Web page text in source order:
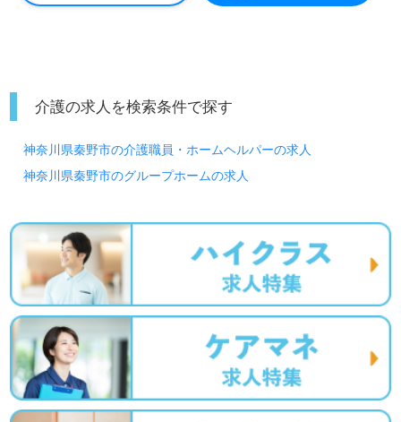
介護の求人を検索条件で探す
神奈川県秦野市の介護職員・ホームヘルパーの求人
神奈川県秦野市のグループホームの求人